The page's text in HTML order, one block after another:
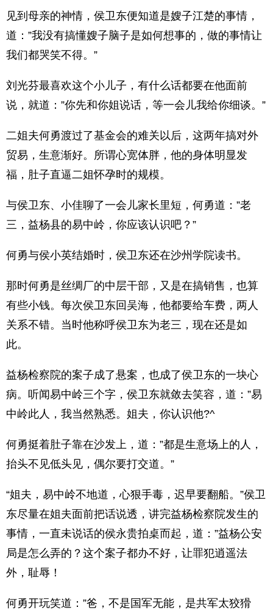
见到母亲的神情，侯卫东便知道是嫂子江楚的事情，
道：”我没有搞懂嫂子脑子是如何想事的，做的事情让
我们都哭笑不得。”
刘光芬最喜欢这个小儿子，有什么话都要在他面前
说，就道：”你先和你姐说话，等一会儿我给你细谈。”
二姐夫何勇渡过了基金会的难关以后，这两年搞对外
贸易，生意渐好。所谓心宽体胖，他的身体明显发
福，肚子直逼二姐怀孕时的规模。
与侯卫东、小佳聊了一会儿家长里短，何勇道：”老
三，益杨县的易中岭，你应该认识吧？”
何勇与侯小英结婚时，侯卫东还在沙州学院读书。
那时何勇是丝绸厂的中层干部，又是在搞销售，也算
有些小钱。每次侯卫东回吴海，他都要给车费，两人
关系不错。当时他称呼侯卫东为老三，现在还是如
此。
益杨检察院的案子成了悬案，也成了侯卫东的一块心
病。听闻易中岭三个字，侯卫东就敛去笑容，道：”易
中岭此人，我当然熟悉。姐夫，你认识他?^
何勇挺着肚子靠在沙发上，道：”都是生意场上的人，
抬头不见低头见，偶尔要打交道。”
“姐夫，易中岭不地道，心狠手毒，迟早要翻船。”侯卫
东尽量在姐夫面前把话说透，讲完益杨检察院发生的
事情，一直未说话的侯永贵拍桌而起，道：”益杨公安
局是怎么弄的？这个案子都办不好，让罪犯逍遥法
外，耻辱！
何勇开玩笑道：”爸，不是国军无能，是共军太狡猾